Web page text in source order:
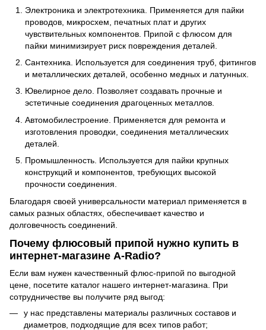
Электроника и электротехника. Применяется для пайки
проводов, микросхем, печатных плат и других
чувствительных компонентов. Припой с флюсом для
пайки минимизирует риск повреждения деталей.
Сантехника. Используется для соединения труб, фитингов
и металлических деталей, особенно медных и латунных.
Ювелирное дело. Позволяет создавать прочные и
эстетичные соединения драгоценных металлов.
Автомобилестроение. Применяется для ремонта и
изготовления проводки, соединения металлических
деталей.
Промышленность. Используется для пайки крупных
конструкций и компонентов, требующих высокой
прочности соединения.
Благодаря своей универсальности материал применяется в
самых разных областях, обеспечивает качество и
долговечность соединений.
Почему флюсовый припой нужно купить в
интернет-магазине A-Radio?
Если вам нужен качественный флюс-припой по выгодной
цене, посетите каталог нашего интернет-магазина. При
сотрудничестве вы получите ряд выгод:
у нас представлены материалы различных составов и
диаметров, подходящие для всех типов работ;